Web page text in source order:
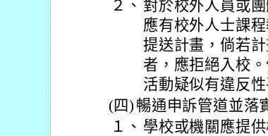
２、 對於校外人員或
應有校外人士課
提送計畫，倘若
者，應拒絕入校
活動疑似有違反
(四) 暢通申訴管道並落
１、 學校或機關應提